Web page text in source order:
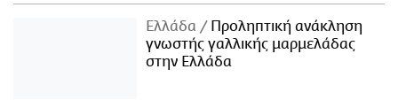
Ελλάδα
Προληπτική ανάκληση
γνωστής γαλλικής μαρμελάδας
στην Ελλάδα